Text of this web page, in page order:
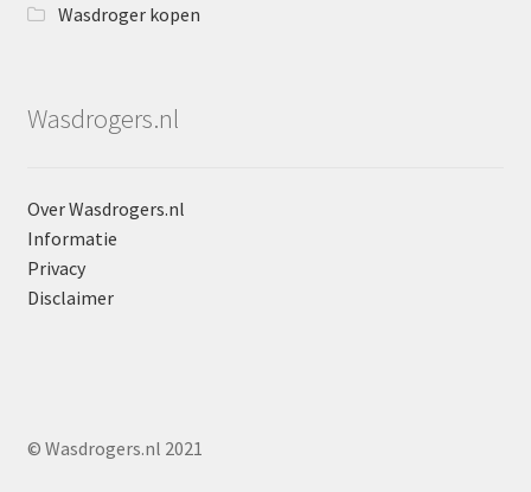
Wasdroger kopen
Wasdrogers.nl
Over Wasdrogers.nl
Informatie
Privacy
Disclaimer
© Wasdrogers.nl 2021